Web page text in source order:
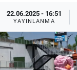
22.06.2025 - 16:51
YAYINLANMA